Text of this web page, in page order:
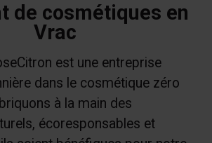
de cosmétiques en
Vrac
est une entreprise
dans le cosmétique zéro
à la main des
écoresponsables et